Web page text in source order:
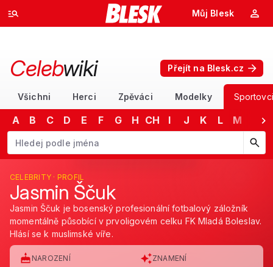
Můj Blesk
Celebwiki Přejít na Blesk.cz
Všichni Herci Zpěváci Modelky Sportovci
A B C D E F G H CH I J K L M
Začněte psát jméno. Šipkami dolů a nahoru procházejte návrhy,
CELEBRITY · PROFIL
Jasmin Ščuk
Jasmin Ščuk je bosenský profesionální fotbalový záložník
momentálně působící v prvoligovém celku FK Mladá Boleslav.
Hlásí se k muslimské víře.
NAROZENÍ ZNAMENÍ